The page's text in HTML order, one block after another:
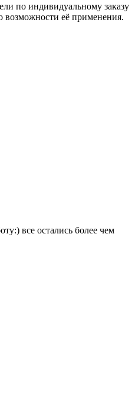
по индивидуальному заказу
возможности её применения.
все остались более чем